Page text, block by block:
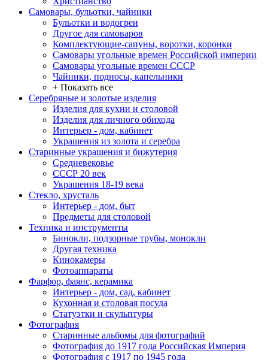
Самовары, бульотки, чайники
Бульотки и водогреи
Другое для самоваров
Комплектующие-сапуны, воротки, коронки
Самовары угольные времен Российской империи
Самовары угольные времен СССР
Чайники, подносы, капельники
+ Показать все
Серебряные и золотые изделия
Изделия для кухни и столовой
Изделия для личного обихода
Интерьер - дом, кабинет
Украшения из золота и серебра
Старинные украшения и бижутерия
Средневековье
СССР 20 век
Украшения 18-19 века
Стекло, хрусталь
Интерьер - дом, быт
Предметы для столовой
Техника и инструменты
Бинокли, подзорные трубы, монокли
Другая техника
Кинокамеры
Фотоаппараты
Фарфор, фаянс, керамика
Интерьер - дом, сад, кабинет
Кухонная и столовая посуда
Статуэтки и скульптуры
Фотография
Старинные альбомы для фотографий
Фотография до 1917 года Российская Империя
Фотография с 1917 по 1945 года